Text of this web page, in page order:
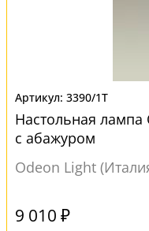
3390/1T
Настольная лампа
с абажуром
Odeon Light
9 010 ₽